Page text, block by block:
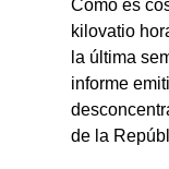
Como es
kilovatio
la última
informe
de la